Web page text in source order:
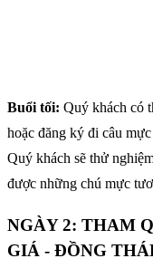
Buổi tối: Quý khách có
hoặc đăng ký đi câu
Quý khách sẽ thử
được những chú mực
NGÀY 2: THAM
GIÁ - ĐỒNG